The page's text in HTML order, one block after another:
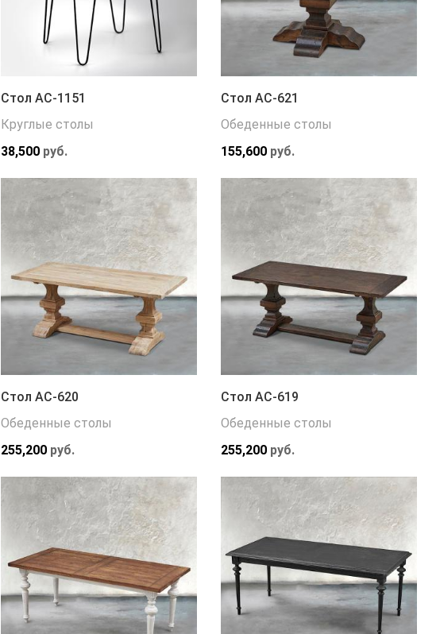
Стол АС-1151
Круглые столы
38,500руб.
Стол АС-621
Обеденные столы
155,600руб.
Стол АС-620
Обеденные столы
255,200руб.
Стол АС-619
Обеденные столы
255,200руб.